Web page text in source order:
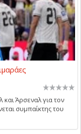
και Άρσεναλ για τον
συμπαίκτης του